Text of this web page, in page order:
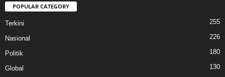
POPULAR CATEGORY
Terkini 255
Nasional 226
Politik 180
Global 130